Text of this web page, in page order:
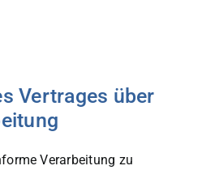
Vertrages über
Verarbeitung zu